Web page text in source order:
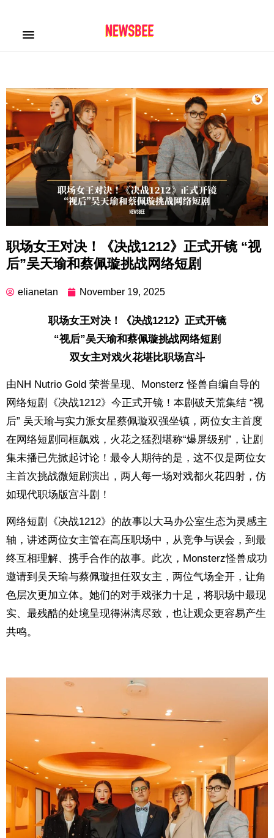
职场女王对决！《决战1212》正式开镜 “视
后”吴天瑜和蔡佩璇挑战网络短剧
elianetan November 19, 2025
职场女王对决！《决战1212》正式开镜
“视后”吴天瑜和蔡佩璇挑战网络短剧
双女主对戏火花堪比职场宫斗
由NH Nutrio Gold 荣誉呈现、Monsterz 怪兽自编自导的
网络短剧《决战1212》今正式开镜！本剧破天荒集结 “视
后” 吴天瑜与实力派女星蔡佩璇双强坐镇，两位女主首度
在网络短剧同框飙戏，火花之猛烈堪称“爆屏级别”，让剧
集未播已先掀起讨论！最令人期待的是，这不仅是两位女
主首次挑战微短剧演出，两人每一场对戏都火花四射，仿
如现代职场版宫斗剧！
网络短剧《决战1212》的故事以大马办公室生态为灵感主
轴，讲述两位女主管在高压职场中，从竞争与误会，到最
终互相理解、携手合作的故事。此次，Monsterz怪兽成功
邀请到吴天瑜与蔡佩璇担任双女主，两位气场全开，让角
色层次更加立体。她们的对手戏张力十足，将职场中最现
实、最残酷的处境呈现得淋漓尽致，也让观众更容易产生
共鸣。